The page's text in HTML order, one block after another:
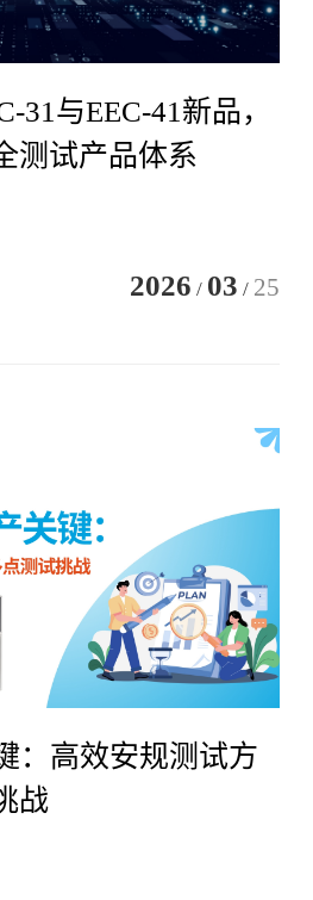
31与EEC-41新品，
测试产品体系
2026 / 03 / 25
：高效安规测试方
战